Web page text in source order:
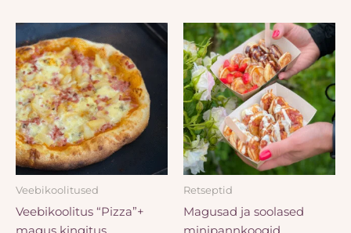
Veebikoolitused
Veebikoolitus “Pizza”+
magus kingitus
Retseptid
Magusad ja soolased
minipannkoogid